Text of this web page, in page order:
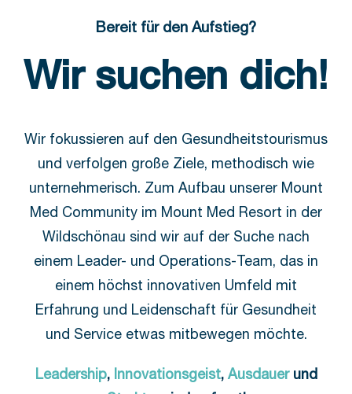
Bereit für den Aufstieg?
Wir suchen dich!
Wir fokussieren auf den Gesundheitstourismus
und verfolgen große Ziele, methodisch wie
unternehmerisch. Zum Aufbau unserer Mount
Med Community im Mount Med Resort in der
Wildschönau sind wir auf der Suche nach
einem Leader- und Operations-Team, das in
einem höchst innovativen Umfeld mit
Erfahrung und Leidenschaft für Gesundheit
und Service etwas mitbewegen möchte.
Leadership, Innovationsgeist, Ausdauer und